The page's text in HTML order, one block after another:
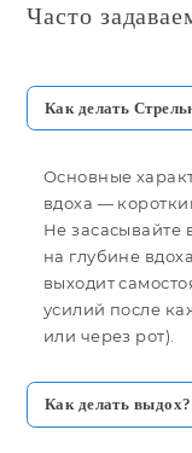
Часто
Как делать
Основные
вдоха —
Не засасывайте
на глубине
выходит
усилий после
или через рот).
Как делать выдох?